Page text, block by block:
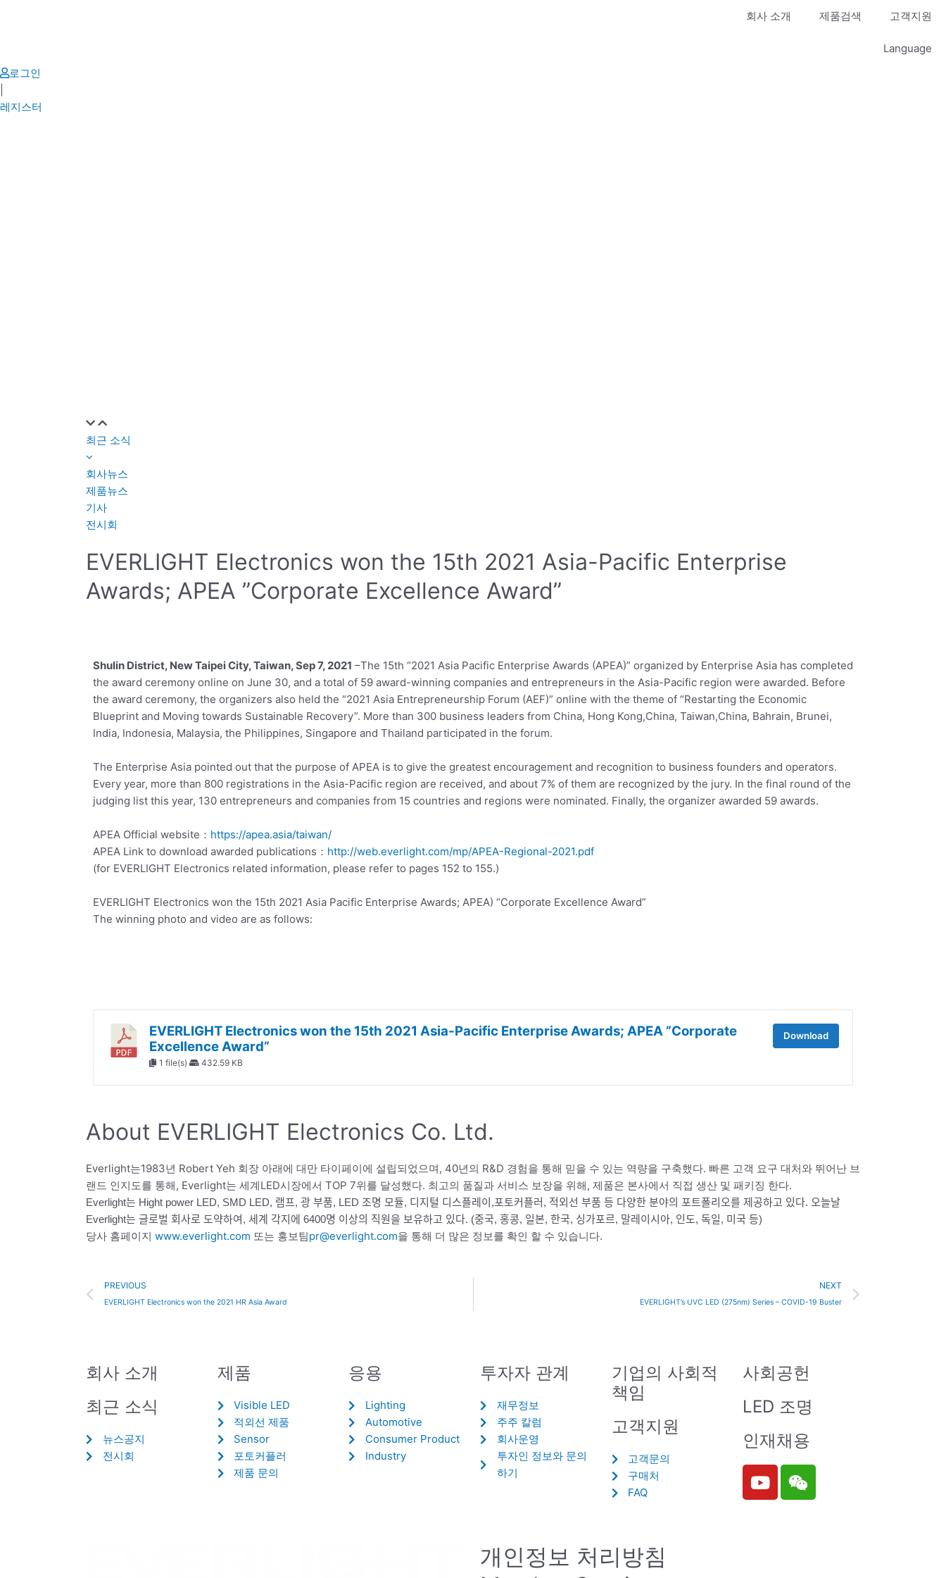
회사 소개 제품검색 고객지원
Language
로그인
레지스터
최근 소식
회사뉴스
제품뉴스
기사
전시회
EVERLIGHT Electronics won the 15th 2021 Asia-Pacific Enterprise
Awards; APEA ”Corporate Excellence Award”
Shulin District, New Taipei City, Taiwan, Sep 7, 2021 –The 15th “2021 Asia Pacific Enterprise Awards (APEA)” organized by Enterprise Asia has completed
the award ceremony online on June 30, and a total of 59 award-winning companies and entrepreneurs in the Asia-Pacific region were awarded. Before
the award ceremony, the organizers also held the “2021 Asia Entrepreneurship Forum (AEF)” online with the theme of “Restarting the Economic
Blueprint and Moving towards Sustainable Recovery”. More than 300 business leaders from China, Hong Kong,China, Taiwan,China, Bahrain, Brunei,
India, Indonesia, Malaysia, the Philippines, Singapore and Thailand participated in the forum.
The Enterprise Asia pointed out that the purpose of APEA is to give the greatest encouragement and recognition to business founders and operators.
Every year, more than 800 registrations in the Asia-Pacific region are received, and about 7% of them are recognized by the jury. In the final round of the
judging list this year, 130 entrepreneurs and companies from 15 countries and regions were nominated. Finally, the organizer awarded 59 awards.
APEA Official website： https://apea.asia/taiwan/
APEA Link to download awarded publications： http://web.everlight.com/mp/APEA-Regional-2021.pdf
(for EVERLIGHT Electronics related information, please refer to pages 152 to 155.)
EVERLIGHT Electronics won the 15th 2021 Asia Pacific Enterprise Awards; APEA) “Corporate Excellence Award”
The winning photo and video are as follows:
EVERLIGHT Electronics won the 15th 2021 Asia-Pacific Enterprise Awards; APEA ”Corporate
Excellence Award”
1 file(s) 432.59 KB
Download
About EVERLIGHT Electronics Co. Ltd.
Everlight는1983년 Robert Yeh 회장 아래에 대만 타이페이에 설립되었으며, 40년의 R&D 경험을 통해 믿을 수 있는 역량을 구축했다. 빠른 고객 요구 대처와 뛰어난 브
랜드 인지도를 통해, Everlight는 세계LED시장에서 TOP 7위를 달성했다. 최고의 품질과 서비스 보장을 위해, 제품은 본사에서 직접 생산 및 패키징 한다.
Everlight는 Hight power LED, SMD LED, 램프, 광 부품, LED 조명 모듈, 디지털 디스플레이,포토커플러, 적외선 부품 등 다양한 분야의 포트폴리오를 제공하고 있다. 오늘날
Everlight는 글로벌 회사로 도약하여, 세계 각지에 6400명 이상의 직원을 보유하고 있다. (중국, 홍콩, 일본, 한국, 싱가포르, 말레이시아, 인도, 독일, 미국 등)
당사 홈페이지 www.everlight.com 또는 홍보팀pr@everlight.com을 통해 더 많은 정보를 확인 할 수 있습니다.
Prev
PREVIOUS
EVERLIGHT Electronics won the 2021 HR Asia Award
NEXT
EVERLIGHT’s UVC LED (275nm) Series – COVID-19 Buster
회사 소개
최근 소식
뉴스공지
전시회
제품
Visible LED
적외선 제품
Sensor
포토커플러
제품 문의
응용
Lighting
Automotive
Consumer Product
Industry
투자자 관계
재무정보
주주 칼럼
회사운영
투자인 정보와 문의
하기
기업의 사회적
책임
고객지원
고객문의
구매처
FAQ
사회공헌
LED 조명
인재채용
Y
o
W
e
개인정보 처리방침